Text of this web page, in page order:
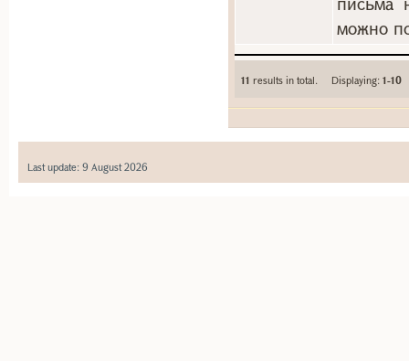
можно
11 results in total. Displaying:1-10
Last update: 9 August 2026